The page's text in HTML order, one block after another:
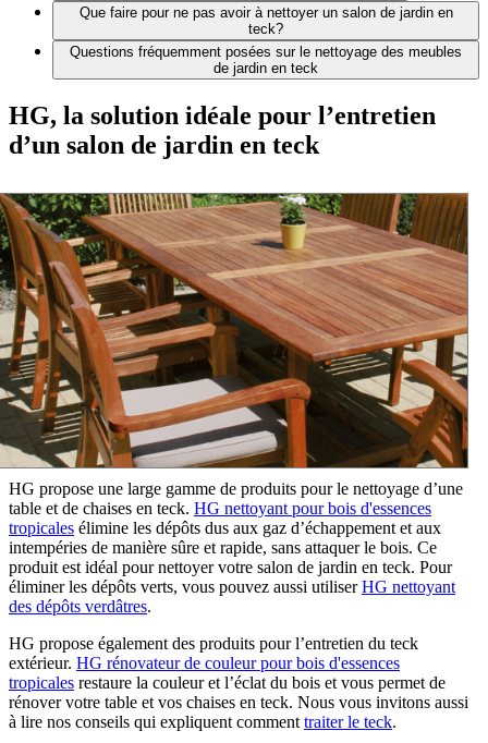
Que faire pour ne pas avoir à nettoyer un salon de jardin en
teck?
Questions fréquemment posées sur le nettoyage des meubles
de jardin en teck
HG, la solution idéale pour l’entretien
d’un salon de jardin en teck
HG propose une large gamme de produits pour le nettoyage d’une
table et de chaises en teck. HG nettoyant pour bois d'essences
tropicales élimine les dépôts dus aux gaz d’échappement et aux
intempéries de manière sûre et rapide, sans attaquer le bois. Ce
produit est idéal pour nettoyer votre salon de jardin en teck. Pour
éliminer les dépôts verts, vous pouvez aussi utiliserHG nettoyant
des dépôts verdâtres.
HG propose également des produits pour l’entretien du teck
extérieur. HG rénovateur de couleur pour bois d'essences
tropicales restaure la couleur et l’éclat du bois et vous permet de
rénover votre table et vos chaises en teck. Nous vous invitons aussi
à lire nos conseils qui expliquent comment traiter le teck.